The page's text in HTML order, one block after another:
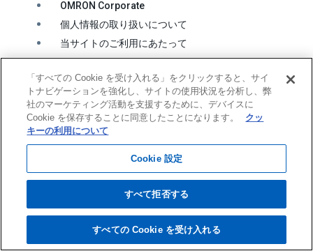
OMRON Corporate
個人情報の取り扱いについて
当サイトのご利用にあたって
クッキーの利用について
ソーシャルメディア公式アカウント運用ポリシー
ウェブアクセシビリティ方針
© OMRON Corporation All Rights Reserved.
「すべての Cookie を受け入れる」をクリックすると、サイ
トナビゲーションを強化し、サイトの使用状況を分析し、弊
社のマーケティング活動を支援するために、デバイスに
Cookie を保存することに同意したことになります。
クッ
キーの利用について
Cookie 設定
すべて拒否する
すべての Cookie を受け入れる